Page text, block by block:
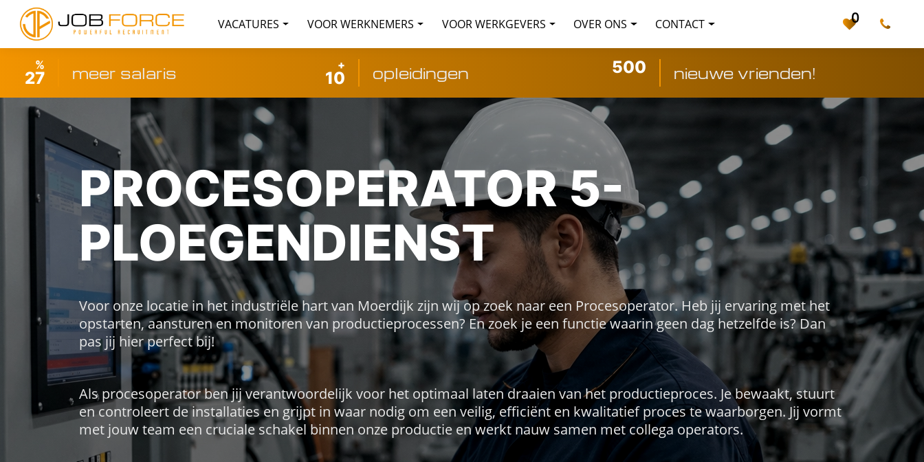
VACATURES VOOR WERKNEMERS VOOR WERKGEVERS OVER ONS CONTACT 0
%
27 meer salaris +
10 opleidingen 500 nieuwe vrienden!
PROCESOPERATOR 5-
PLOEGENDIENST
Voor onze locatie in het industriële hart van Moerdijk zijn wij op zoek naar een Procesoperator. Heb jij ervaring met het
opstarten, aansturen en monitoren van productieprocessen? En zoek je een functie waarin geen dag hetzelfde is? Dan
pas jij hier perfect bij!
Als procesoperator ben jij verantwoordelijk voor het optimaal laten draaien van het productieproces. Je bewaakt, stuurt
en controleert de installaties en grijpt in waar nodig om een veilig, efficiënt en kwalitatief proces te waarborgen. Jij vormt
met jouw team een cruciale schakel binnen onze productie en werkt nauw samen met collega operators.